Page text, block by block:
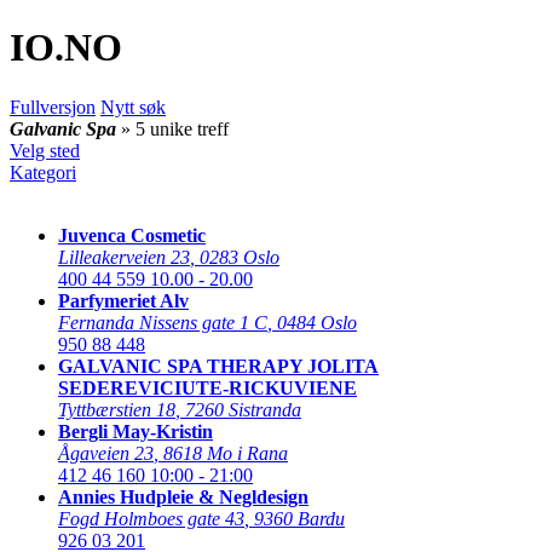
IO.NO
Fullversjon Nytt søk
Galvanic Spa » 5 unike treff
Velg sted
Kategori
Juvenca Cosmetic
Lilleakerveien 23 0283 Oslo
400 44 559 10.00 - 20.00
Parfymeriet Alv
Fernanda Nissens gate 1 C 0484 Oslo
950 88 448
GALVANIC SPA THERAPY JOLITA
SEDEREVICIUTE-RICKUVIENE
Tyttbærstien 18 7260 Sistranda
Bergli May-Kristin
Ågaveien 23 8618 Mo i Rana
412 46 160 10:00 - 21:00
Annies Hudpleie & Negldesign
Fogd Holmboes gate 43 9360 Bardu
926 03 201